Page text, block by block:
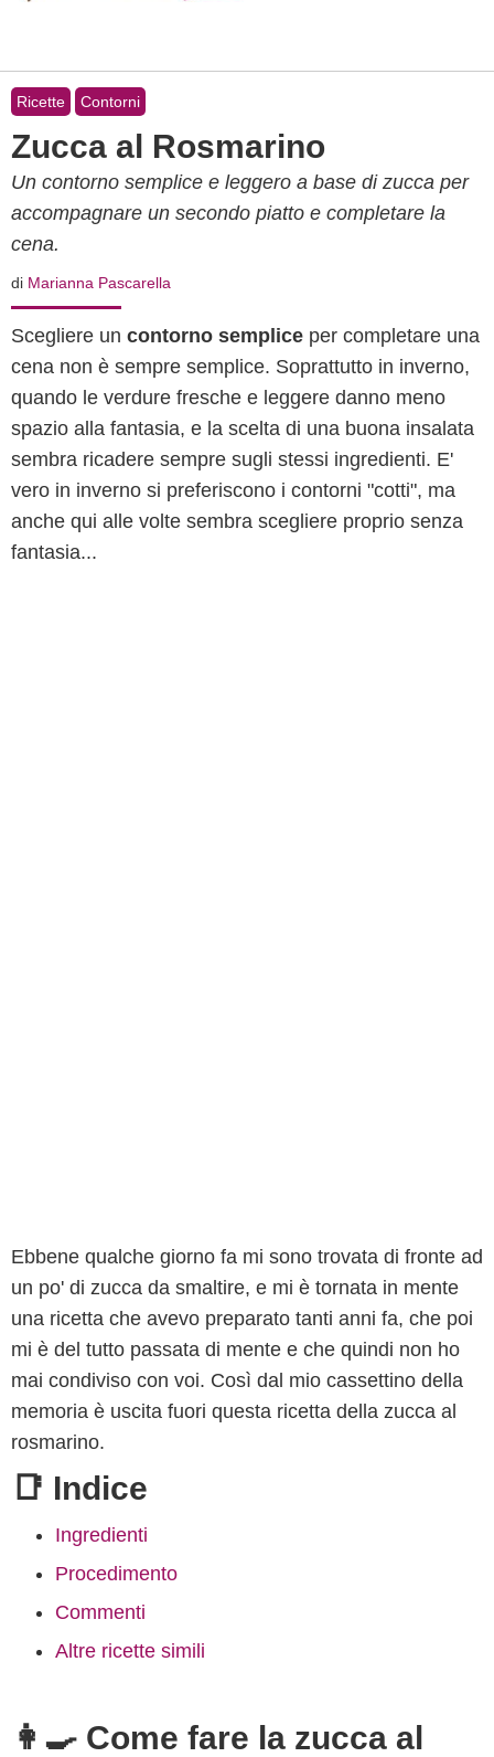
Ricette Contorni
Zucca al Rosmarino
Un contorno semplice e leggero a base di zucca per
accompagnare un secondo piatto e completare la
cena.
di Marianna Pascarella
Scegliere un contorno semplice per completare una
cena non è sempre semplice. Soprattutto in inverno,
quando le verdure fresche e leggere danno meno
spazio alla fantasia, e la scelta di una buona insalata
sembra ricadere sempre sugli stessi ingredienti. E'
vero in inverno si preferiscono i contorni "cotti", ma
anche qui alle volte sembra scegliere proprio senza
fantasia...
Ebbene qualche giorno fa mi sono trovata di fronte ad
un po' di zucca da smaltire, e mi è tornata in mente
una ricetta che avevo preparato tanti anni fa, che poi
mi è del tutto passata di mente e che quindi non ho
mai condiviso con voi. Così dal mio cassettino della
memoria è uscita fuori questa ricetta della zucca al
rosmarino.
📑 Indice
Ingredienti
Procedimento
Commenti
Altre ricette simili
👩‍🍳 Come fare la zucca al